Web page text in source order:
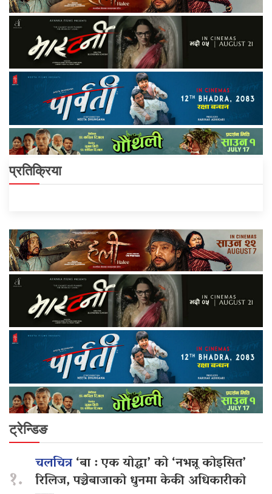
प्रतिक्रिया
ट्रेन्डिङ
१.
चलचित्र‘बा : एक योद्धा’ को ‘नभन्नू कोइसित’
रिलिज, पञ्चेबाजाको धुनमा केकी अधिकारीको